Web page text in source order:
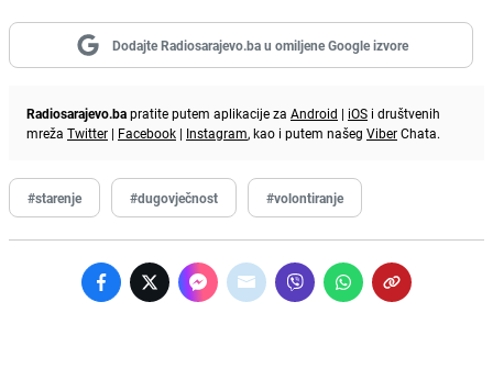
Dodajte Radiosarajevo.ba u omiljene Google izvore
Radiosarajevo.bapratite putem aplikacije za Android | iOS i društvenih
mreža Twitter | Facebook | Instagram, kao i putem našeg ViberChata.
#starenje #dugovječnost #volontiranje